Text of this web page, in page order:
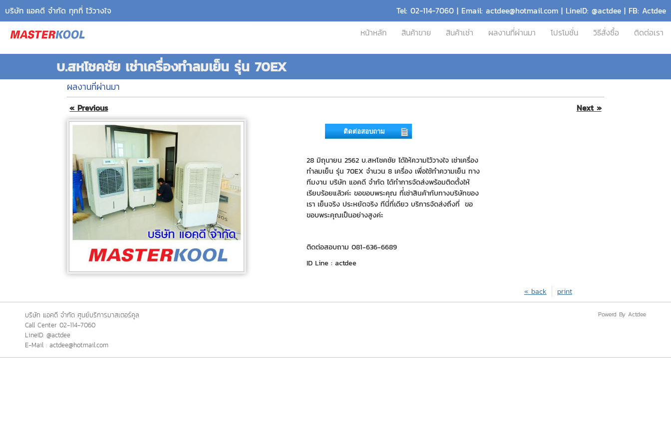
บริษัท แอคดี จำกัด ทุกที่ ไว้วางใจ
Tel: 02-114-7060 | Email: actdee@hotmail.com | LineID: @actdee | FB: Actdee
หน้าหลัก
สินค้าขาย สินค้าเช่า ผลงานที่ผ่านมา โปรโมชั่น วิธีสั่งซื้อ ติดต่อเรา
บ.สหโชคชัย เช่าเครื่องทำลมเย็น รุ่น 70EX
ผลงานที่ผ่านมา
« Previous Next »
28 มิถุนายน 2562 บ.สหโชคชัย ได้ให้ความไว้วางใจ เช่าเครื่อง
ทำลมเย็น รุ่น 70EX จำนวน 8 เครื่อง เพื่อใช้ทำความเย็น ทาง
ทีมงาน บริษัท แอคดี จำกัด ได้ทำการจัดส่งพร้อมติดตั้งให้
เรียบร้อยแล้วค่ะ ขอขอบพระคุณ ที่่เช่าสินค้ากับทางบริษัทของ
เรา เย็นจริง ประหยัดจริง ทีนี่ที่เดียว บริการจัดส่งถึงที่ ขอ
ขอบพระคุณเป็นอย่างสูงค่ะ
ติดต่อสอบถาม 081-636-6689
ID Line : actdee
print
« back
บริษัท แอคดี จำกัด ศูนย์บริการมาสเตอร์คูล
Call Center 02-114-7060
LineID: @actdee
E-Mail : actdee@hotmail.com
Powerd By Actdee